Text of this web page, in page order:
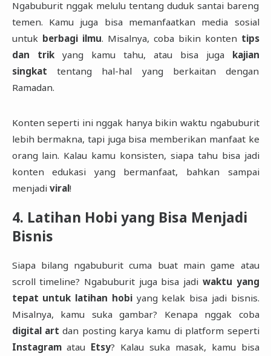
Ngabuburit nggak melulu tentang duduk santai bareng
temen. Kamu juga bisa memanfaatkan media sosial
untuk berbagi ilmu. Misalnya, coba bikin konten tips
dan trikyang kamu tahu, atau bisa juga kajian
singkat tentang hal-hal yang berkaitan dengan
Ramadan.
Konten seperti ini nggak hanya bikin waktu ngabuburit
lebih bermakna, tapi juga bisa memberikan manfaat ke
orang lain. Kalau kamu konsisten, siapa tahu bisa jadi
konten edukasi yang bermanfaat, bahkan sampai
menjadi viral!
4. Latihan Hobi yang Bisa Menjadi
Bisnis
Siapa bilang ngabuburit cuma buat main game atau
scroll timeline? Ngabuburit juga bisa jadi waktu yang
tepat untuk latihan hobiyang kelak bisa jadi bisnis.
Misalnya, kamu suka gambar? Kenapa nggak coba
digital art dan posting karya kamu di platform seperti
Instagramatau Etsy? Kalau suka masak, kamu bisa